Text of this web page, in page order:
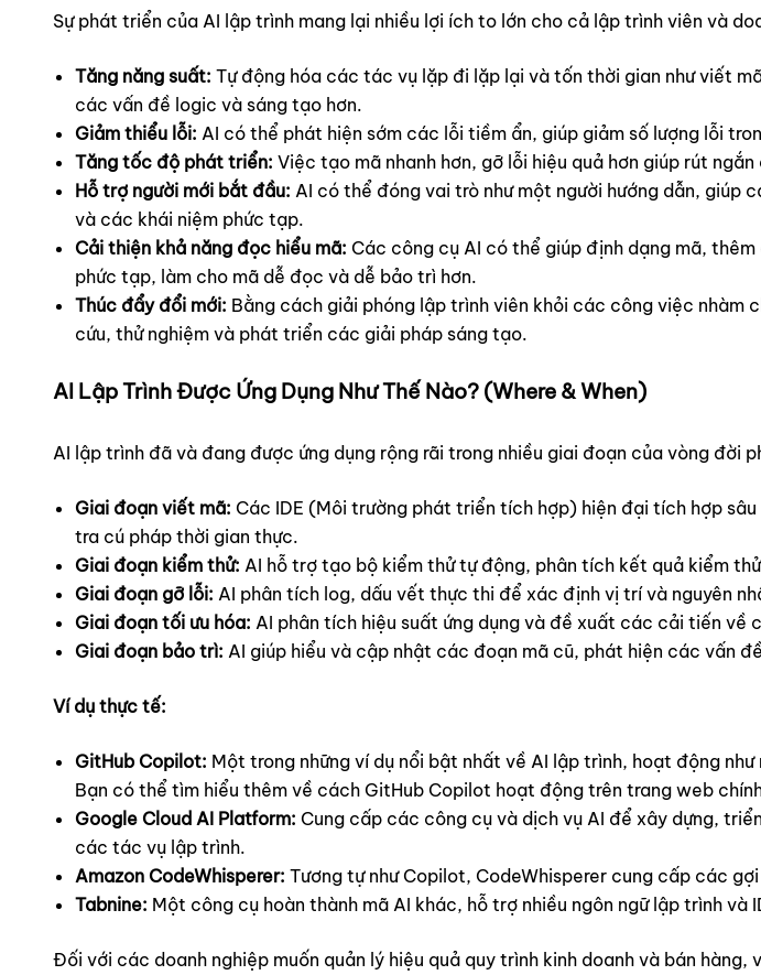
Sự phát triển của AI lập trình mang lại nhiều lợi ích to lớn cho cả lập trình viên và
Tăng năng suất: Tự động hóa các tác vụ lặp đi lặp lại và tốn thời gian như viết
các vấn đề logic và sáng tạo hơn.
Giảm thiểu lỗi: AI có thể phát hiện sớm các lỗi tiềm ẩn, giúp giảm số lượng lỗi
Tăng tốc độ phát triển: Việc tạo mã nhanh hơn, gỡ lỗi hiệu quả hơn giúp rút
Hỗ trợ người mới bắt đầu: AI có thể đóng vai trò như một người hướng dẫn, giúp
và các khái niệm phức tạp.
Cải thiện khả năng đọc hiểu mã: Các công cụ AI có thể giúp định dạng mã,
phức tạp, làm cho mã dễ đọc và dễ bảo trì hơn.
Thúc đẩy đổi mới: Bằng cách giải phóng lập trình viên khỏi các công việc nhàm
cứu, thử nghiệm và phát triển các giải pháp sáng tạo.
AI Lập Trình Được Ứng Dụng Như Thế Nào? (Where & When)
AI lập trình đã và đang được ứng dụng rộng rãi trong nhiều giai đoạn của vòng đời
Giai đoạn viết mã: Các IDE (Môi trường phát triển tích hợp) hiện đại tích hợp
tra cú pháp thời gian thực.
Giai đoạn kiểm thử: AI hỗ trợ tạo bộ kiểm thử tự động, phân tích kết quả kiểm
Giai đoạn gỡ lỗi: AI phân tích log, dấu vết thực thi để xác định vị trí và nguyên
Giai đoạn tối ưu hóa: AI phân tích hiệu suất ứng dụng và đề xuất các cải tiến
Giai đoạn bảo trì: AI giúp hiểu và cập nhật các đoạn mã cũ, phát hiện các vấn
Ví dụ thực tế:
GitHub Copilot: Một trong những ví dụ nổi bật nhất về AI lập trình, hoạt động
Bạn có thể tìm hiểu thêm về cách GitHub Copilot hoạt động trên trang web
Google Cloud AI Platform: Cung cấp các công cụ và dịch vụ AI để xây dựng,
các tác vụ lập trình.
Amazon CodeWhisperer: Tương tự như Copilot, CodeWhisperer cung cấp các
Tabnine: Một công cụ hoàn thành mã AI khác, hỗ trợ nhiều ngôn ngữ lập trình và
Đối với các doanh nghiệp muốn quản lý hiệu quả quy trình kinh doanh và bán